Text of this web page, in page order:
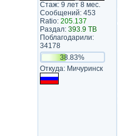
Стаж: 9 лет 8 мес.
Сообщений: 453
Ratio: 205.137
Раздал: 393.9 TB
Поблагодарили:
34178
38.83%
Откуда: Мичуринск